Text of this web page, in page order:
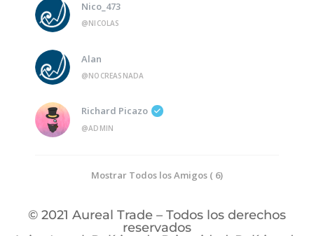
Nico_473
@NICOLAS
Alan
@NOCREASNADA
Richard Picazo
@ADMIN
Mostrar Todos los Amigos ( 6)
© 2021 Aureal Trade – Todos los derechos
reservados